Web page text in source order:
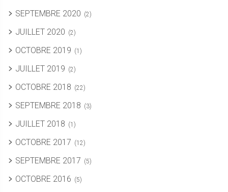
SEPTEMBRE 2020 (2)
JUILLET 2020 (2)
OCTOBRE 2019 (1)
JUILLET 2019 (2)
OCTOBRE 2018 (22)
SEPTEMBRE 2018 (3)
JUILLET 2018 (1)
OCTOBRE 2017 (12)
SEPTEMBRE 2017 (5)
OCTOBRE 2016 (5)